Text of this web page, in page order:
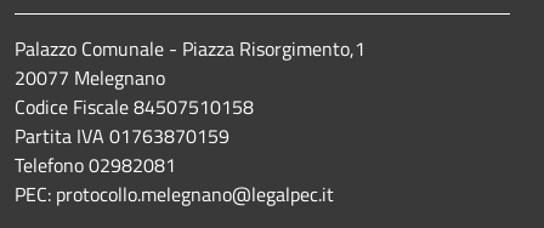
Palazzo Comunale - Piazza Risorgimento,1
20077 Melegnano
Codice Fiscale 84507510158
Partita IVA 01763870159
Telefono 02982081
PEC: protocollo.melegnano@legalpec.it